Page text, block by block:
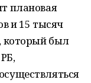
плановая
и 15 тысяч
который был